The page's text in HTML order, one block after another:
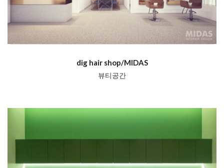
dig hair shop/MIDAS
뷰티공간